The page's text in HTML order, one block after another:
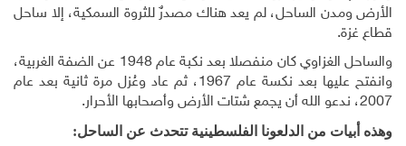
الأرض ومدن الساحل، لم يعد هناك مصدرٌ للثروة السمكية، إلا ساحل
قطاع غزة.
والساحل الغزاوي كان منفصلا بعد نكبة عام 1948 عن الضفة الغربية،
وانفتح عليها بعد نكسة عام 1967، ثم عاد وعُزل مرة ثانية بعد عام
2007، ندعو الله أن يجمع شتات الأرض وأصحابها الأحرار.
وهذه أبيات من الدلعونا الفلسطينية تتحدث عن الساحل: